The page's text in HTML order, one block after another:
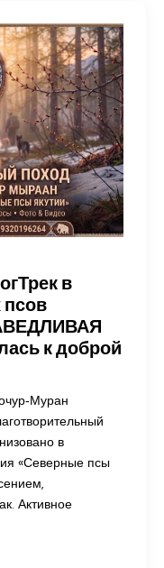
в
к доброй
в
«Северные псы
Активное